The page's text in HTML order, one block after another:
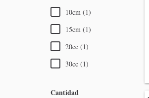
10cm (1)
15cm (1)
20cc (1)
30cc (1)
Cantidad